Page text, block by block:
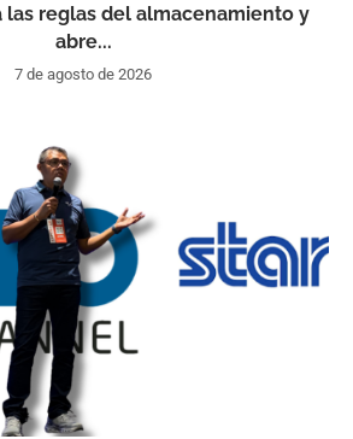
las reglas del almacenamiento y
abre...
7 de agosto de 2026